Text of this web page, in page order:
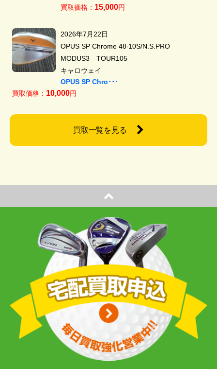
買取価格： 15,000円
2026年7月22日
OPUS SP Chrome 48-10S/N.S.PRO
MODUS3 TOUR105
キャロウェイ
OPUS SP Chro･･･
買取価格： 10,000円
買取一覧を見る